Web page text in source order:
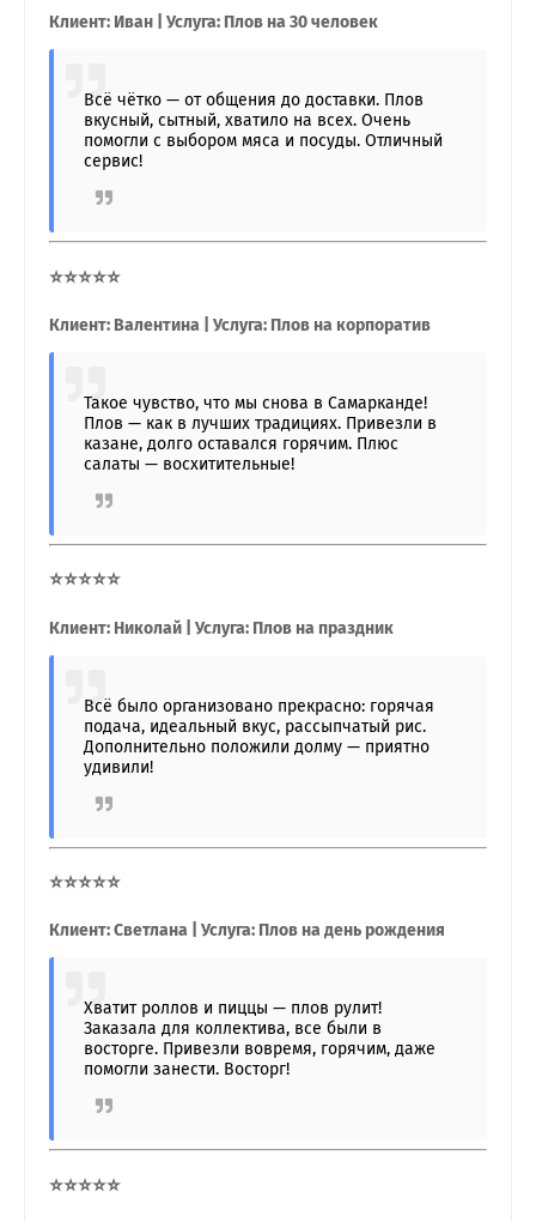
Клиент: Иван | Услуга: Плов на 30 человек
Всё чётко — от общения до доставки. Плов
вкусный, сытный, хватило на всех. Очень
помогли с выбором мяса и посуды. Отличный
сервис!
⭐⭐⭐⭐⭐
Клиент: Валентина | Услуга: Плов на корпоратив
Такое чувство, что мы снова в Самарканде!
Плов — как в лучших традициях. Привезли в
казане, долго оставался горячим. Плюс
салаты — восхитительные!
⭐⭐⭐⭐⭐
Клиент: Николай | Услуга: Плов на праздник
Всё было организовано прекрасно: горячая
подача, идеальный вкус, рассыпчатый рис.
Дополнительно положили долму — приятно
удивили!
⭐⭐⭐⭐⭐
Клиент: Светлана | Услуга: Плов на день рождения
Хватит роллов и пиццы — плов рулит!
Заказала для коллектива, все были в
восторге. Привезли вовремя, горячим, даже
помогли занести. Восторг!
⭐⭐⭐⭐⭐